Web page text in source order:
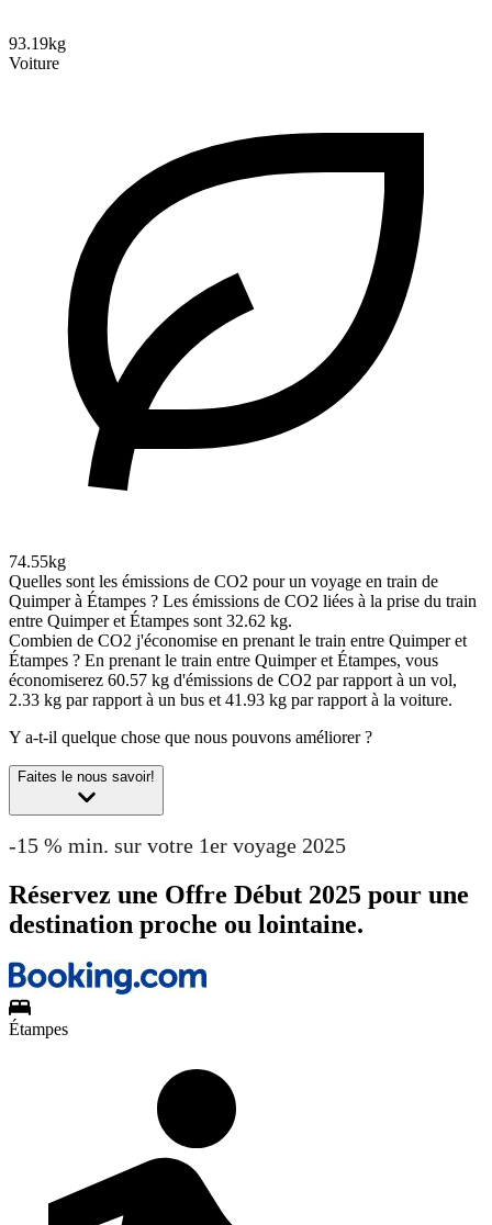
93.19kg
Voiture
74.55kg
Quelles sont les émissions de CO2 pour un voyage en train de
Quimper à Étampes ? Les émissions de CO2 liées à la prise du train
entre Quimper et Étampes sont 32.62 kg.
Combien de CO2 j'économise en prenant le train entre Quimper et
Étampes ? En prenant le train entre Quimper et Étampes, vous
économiserez 60.57 kg d'émissions de CO2 par rapport à un vol,
2.33 kg par rapport à un bus et 41.93 kg par rapport à la voiture.
Y a-t-il quelque chose que nous pouvons améliorer ?
Faites le nous savoir!
-15 % min. sur votre 1er voyage 2025
Réservez une Offre Début 2025 pour une
destination proche ou lointaine.
Étampes